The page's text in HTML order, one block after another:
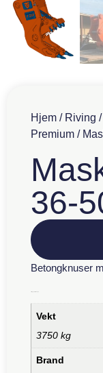
Hjem / Riving /
Premium /
36-
Betongknuser
Vekt
3750 kg
Brand